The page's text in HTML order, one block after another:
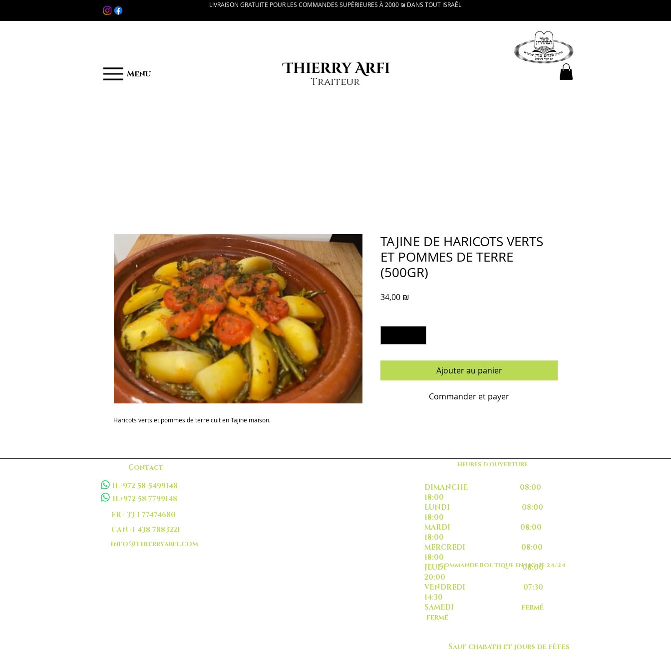
LIVRAISON GRATUITE POUR LES COMMANDES SUPÉRIEURES À 2000 ₪ DANS TOUT ISRAÊL
Menu Thierry Arfi
Traiteur
Haricots verts et pommes de terre cuit en Tajine maison.
TAJINE DE HARICOTS VERTS
ET POMMES DE TERRE
(500GR)
34,00 ₪
Ajouter au panier
Commander et payer
Contact
IL+972 58-5499148
IL+972 58-7799148
FR+ 33 1 77474680
CAN+1-438 7883221
info@thierryarfi.com
HEURES D'OUVERTURE
COMMANDE BOUTIQUE EN LIGNE 24/24
DIMANCHE 08:00
18:00
LUNDI 08:00
18:00
MARDI 08:00
18:00
MERCREDI 08:00
18:00
JEUDI 08:00
20:00
VENDREDI 07:30
14:30
SAMEDI fermé
fermé
Sauf chabath et jours de fêtes